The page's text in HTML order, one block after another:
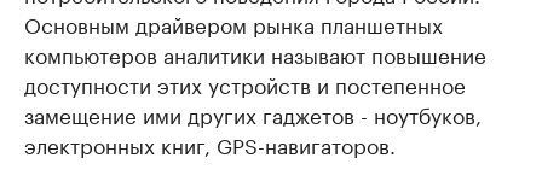
Основным драйвером рынка планшетных
компьютеров аналитики называют повышение
доступности этих устройств и постепенное
замещение ими других гаджетов - ноутбуков,
электронных книг, GPS-навигаторов.